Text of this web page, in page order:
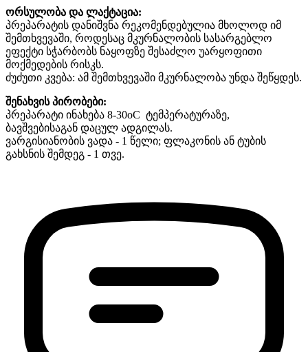
ორსულობა და ლაქტაცია:
პრეპარატის დანიშვნა რეკომენდებულია მხოლოდ იმ
შემთხვევაში, როდესაც მკურნალობის სასარგებლო
ეფექტი სჭარბობს ნაყოფზე შესაძლო უარყოფითი
მოქმედების რისკს.
ძუძუთი კვება: ამ შემთხვევაში მკურნალობა უნდა შეწყდეს.
შენახვის პირობები:
პრეპარატი ინახება 8-30oC ტემპერატურაზე,
ბავშვებისაგან დაცულ ადგილას.
ვარგისიანობის ვადა - 1 წელი; ფლაკონის ან ტუბის
გახსნის შემდეგ - 1 თვე.